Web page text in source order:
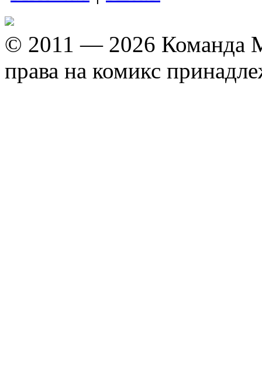
© 2011 — 2026 Команда
права на комикс